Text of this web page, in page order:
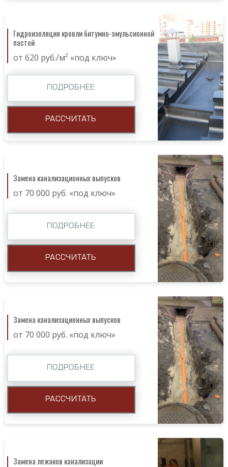
Гидроизоляция кровли битумно-эмульсионной
пастой
от 620 руб./м² «под ключ»
ПОДРОБНЕЕ
РАССЧИТАТЬ
Замена канализационных выпусков
от 70 000 руб. «под ключ»
ПОДРОБНЕЕ
РАССЧИТАТЬ
Замена канализационных выпусков
от 70 000 руб. «под ключ»
ПОДРОБНЕЕ
РАССЧИТАТЬ
Замена лежаков канализации